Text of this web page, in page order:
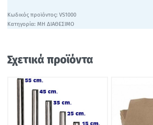
VS1000
Κατηγορία: ΜΗ ΔΙΑΘΕΣΙΜΟ
Σχετικά προϊόντα